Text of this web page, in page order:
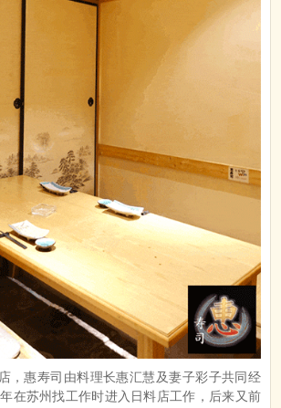
，惠寿司由料理长惠汇慧及妻子彩子共同经
在苏州找工作时进入日料店工作，后来又前